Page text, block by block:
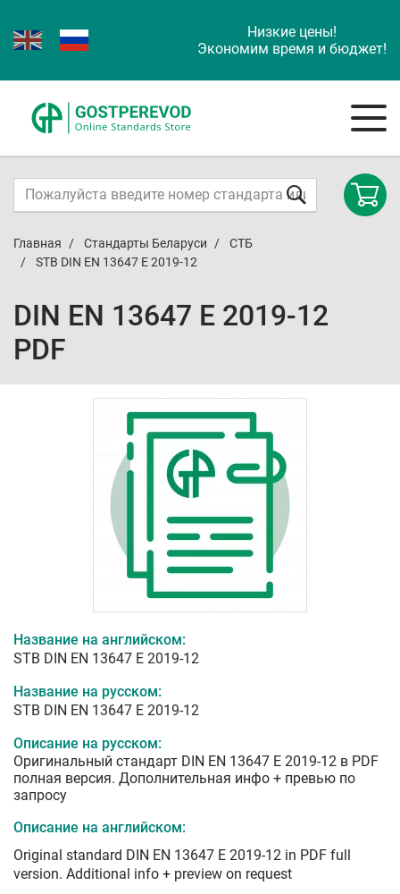
Низкие цены!
Экономим время и бюджет!
Главная Стандарты Беларуси
СТБ
STB DIN EN 13647 E 2019-12
DIN EN 13647 E 2019-12
PDF
Название на английском:
STB DIN EN 13647 E 2019-12
Название на русском:
STB DIN EN 13647 E 2019-12
Описание на русском:
Оригинальный стандарт DIN EN 13647 E 2019-12 в PDF
полная версия. Дополнительная инфо + превью по
запросу
Описание на английском:
Original standard DIN EN 13647 E 2019-12 in PDF full
version. Additional info + preview on request